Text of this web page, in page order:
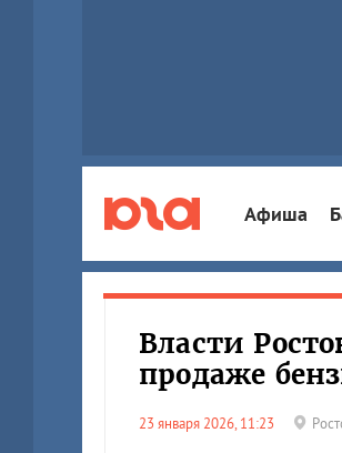
Афиша
Власти
продаже
23 января 2026, 11:23